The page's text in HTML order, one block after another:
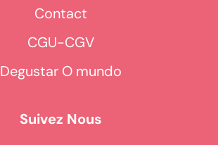
Contact
CGU-CGV
Degustar O mundo
Suivez Nous